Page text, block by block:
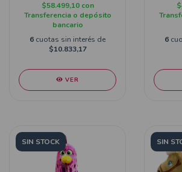
$58.499,10 con
Transferencia o depósito
bancario
6 cuotas sin interés de
$10.833,17
VER
6
SIN STOCK SIN